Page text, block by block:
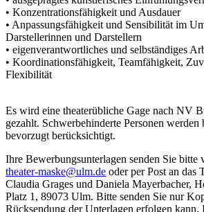
• Konzentrationsfähigkeit und Ausdauer
• Anpassungsfähigkeit und Sensibilität im
Darstellerinnen und Darstellern
• eigenverantwortliches und selbständiges
• Koordinationsfähigkeit, Teamfähigkeit,
Flexibilität
Es wird eine theaterübliche Gage nach NV
gezahlt. Schwerbehinderte Personen
bevorzugt berücksichtigt.
Ihre Bewerbungsunterlagen senden Sie bitte
theater-maske@ulm.de oder per Post an das
Claudia Grages und Daniela Mayerbacher,
Platz 1, 89073 Ulm. Bitte senden Sie nur
Rücksendung der Unterlagen erfolgen kann.